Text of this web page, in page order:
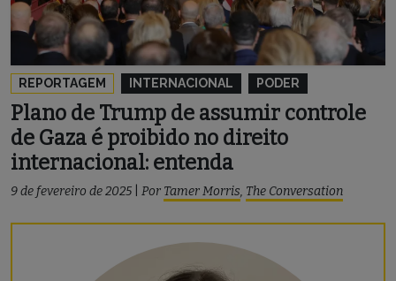
REPORTAGEM INTERNACIONAL PODER
Plano de Trump de assumir controle
de Gaza é proibido no direito
internacional: entenda
9 de fevereiro de 2025 Por Tamer Morris, The Conversation